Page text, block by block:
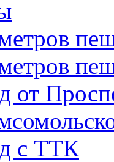
от
с ТТК